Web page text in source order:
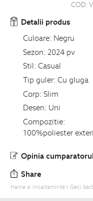
COD:
Detalii produs
Culoare: Negru
Sezon: 2024 pv
Stil: Casual
Tip guler: Cu gluga
Corp: Slim
Desen: Uni
Compozitie:
100%poliester
Opinia
Share
Haine si Incaltaminte Geci